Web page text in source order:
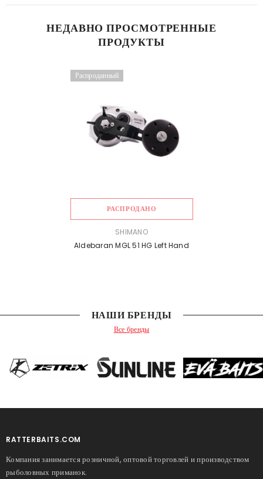
НЕДАВНО ПРОСМОТРЕННЫЕ
ПРОДУКТЫ
Распроданный
РАСПРОДАНО
SHIMANO
Aldebaran MGL 51 HG Left Hand
НАШИ БРЕНДЫ
Все бренды
RATTERBAITS.COM
Компания занимается розничной, оптовой торговлей и производством
рыболовных приманок.